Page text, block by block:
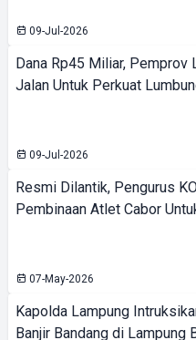
09-Jul-2026
Dana Rp45 Miliar, Pemprov
Jalan Untuk Perkuat
09-Jul-2026
Resmi Dilantik, Pengurus
Pembinaan Atlet Cabor
07-May-2026
Kapolda Lampung
Banjir Bandang di Lampung